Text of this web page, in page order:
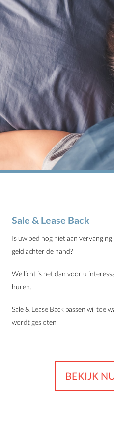
Sale & Lease Back
Is uw bed nog niet aan
geld achter de hand?
Wellicht is het dan voor u
huren.
Sale & Lease Back passen wij toe
wordt gesloten.
BEKIJK